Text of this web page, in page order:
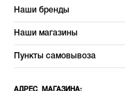
Наши бренды
Наши магазины
Пункты самовывоза